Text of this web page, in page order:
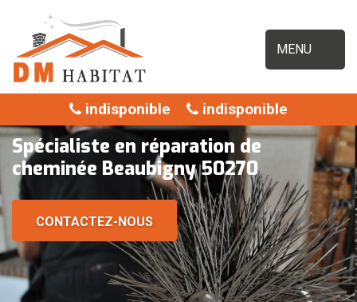
MENU
indisponible indisponible
Spécialiste en réparation de
cheminée Beaubigny 50270
CONTACTEZ-NOUS